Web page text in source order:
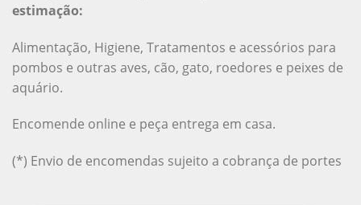
estimação:
Alimentação, Higiene, Tratamentos e acessórios para
pombos e outras aves, cão, gato, roedores e peixes de
aquário.
Encomende online e peça entrega em casa.
(*) Envio de encomendas sujeito a cobrança de portes